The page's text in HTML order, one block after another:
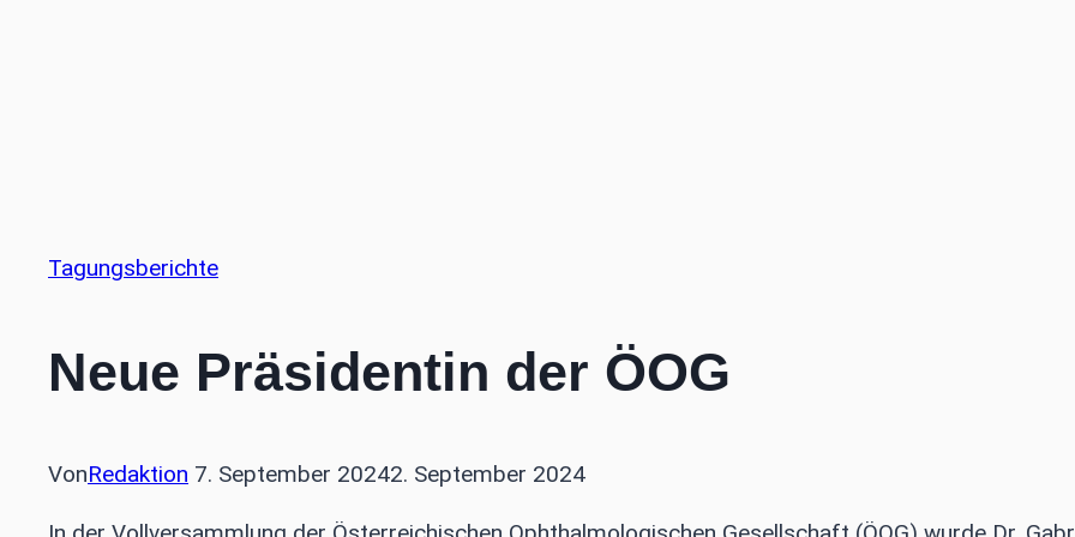
Tagungsberichte
Neue Präsidentin der ÖOG
VonRedaktion 7. September 20242. September 2024